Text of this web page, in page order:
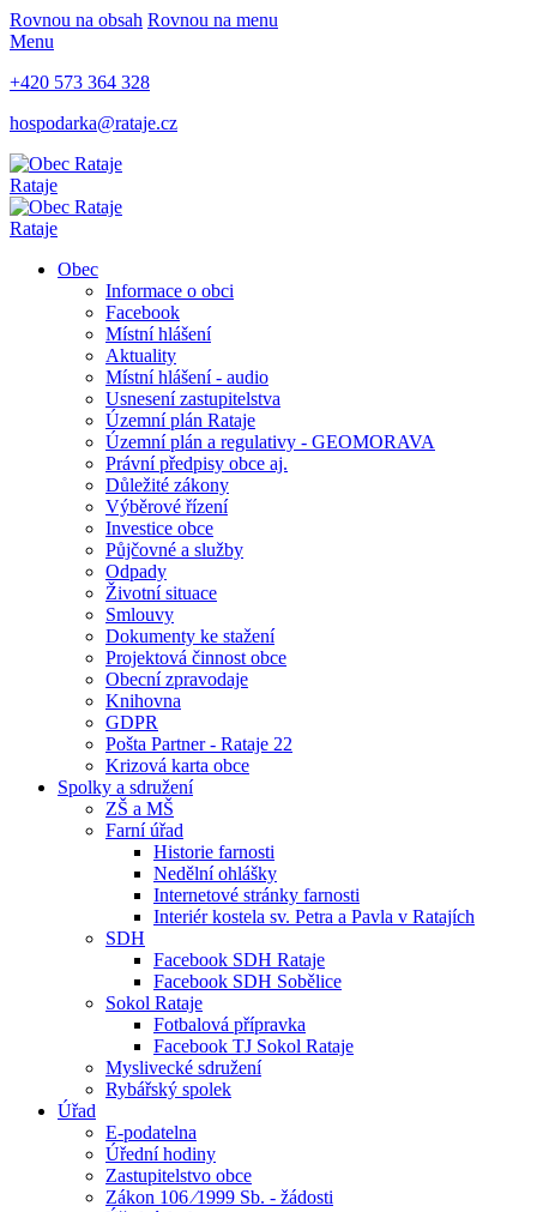
Rovnou na obsah Rovnou na menu
Menu
+420 573 364 328
hospodarka@rataje.cz
Rataje
Rataje
Obec
Informace o obci
Facebook
Místní hlášení
Aktuality
Místní hlášení - audio
Usnesení zastupitelstva
Územní plán Rataje
Územní plán a regulativy - GEOMORAVA
Právní předpisy obce aj.
Důležité zákony
Výběrové řízení
Investice obce
Půjčovné a služby
Odpady
Životní situace
Smlouvy
Dokumenty ke stažení
Projektová činnost obce
Obecní zpravodaje
Knihovna
GDPR
Pošta Partner - Rataje 22
Krizová karta obce
Spolky a sdružení
ZŠ a MŠ
Farní úřad
Historie farnosti
Nedělní ohlášky
Internetové stránky farnosti
Interiér kostela sv. Petra a Pavla v Ratajích
SDH
Facebook SDH Rataje
Facebook SDH Sobělice
Sokol Rataje
Fotbalová přípravka
Facebook TJ Sokol Rataje
Myslivecké sdružení
Rybářský spolek
Úřad
E-podatelna
Úřední hodiny
Zastupitelstvo obce
Zákon 106 ⁄1999 Sb. - žádosti